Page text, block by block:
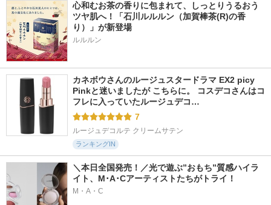
心和むお茶の香りに包まれて、しっとりうるおう
ツヤ肌へ！「石川ルルルン（加賀棒茶(R)の香
り）」が新登場
カネボウさんのルージュスタードラマ EX2 picy
Pinkと迷いましたが こちらに。 コスデコさんはコ
フレに入っていたルージュデコ…
7
ルージュデコルテ クリームサテン
ランキングIN
＼本日全国発売！／光で遊ぶ”おもち”質感ハイラ
イト、M･A･Cアーティストたちがトライ！
M・A・C